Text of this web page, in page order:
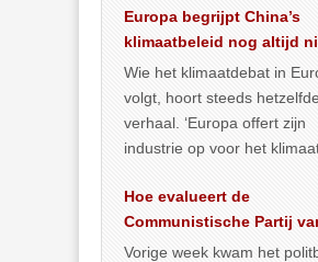
Europa begrijpt China’s
klimaatbeleid nog altijd
Wie het klimaatdebat in
volgt, hoort steeds
verhaal. ‘Europa offert zijn
industrie op voor het
vergroening… >> lees meer
Hoe evalueert de
Communistische Partij
China de economische
Vorige week kwam het